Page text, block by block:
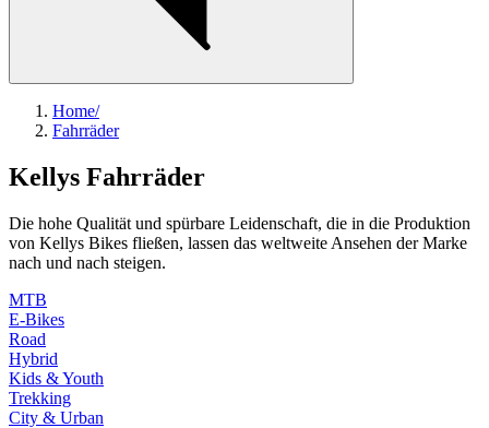
Home/
Fahrräder
Kellys Fahrräder
Die hohe Qualität und spürbare Leidenschaft, die in die Produktion
von Kellys Bikes fließen, lassen das weltweite Ansehen der Marke
nach und nach steigen.
MTB
E-Bikes
Road
Hybrid
Kids & Youth
Trekking
City & Urban